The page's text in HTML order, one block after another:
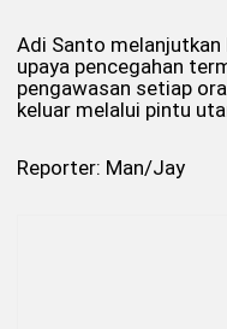
Adi Santo
upaya pencegahan
pengawasan setiap
keluar melalui pintu
Reporter: Man/Jay